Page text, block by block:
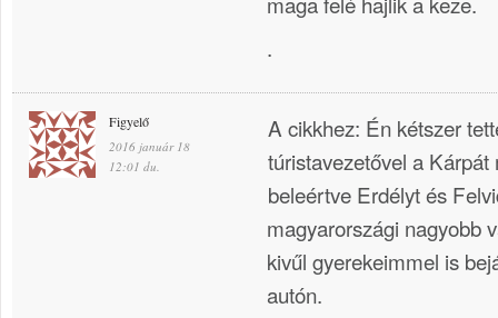
.
Figyelő
2016 január 18
12:01 du.
A cikkhez: Én kétszer
túristavezetővel a Kárpát
beleértve Erdélyt és
magyarországi nagyobb
kivűl gyerekeimmel is
autón.